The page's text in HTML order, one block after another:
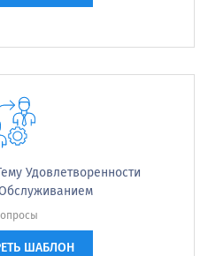
Удовлетворенности
ШАБЛОН